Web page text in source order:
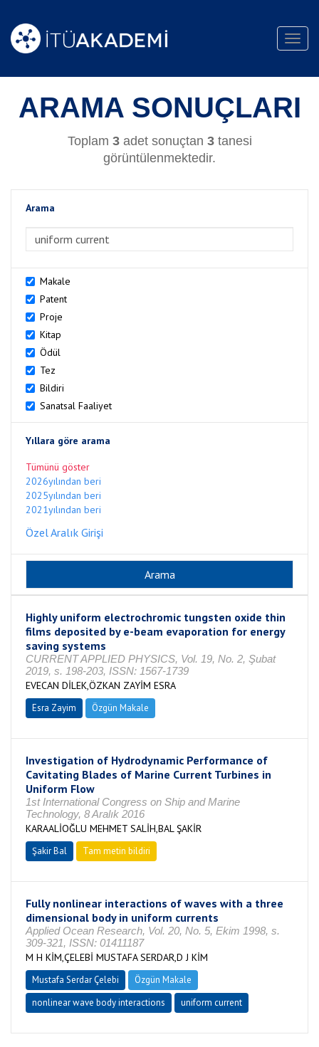
ARAMA SONUÇLARI
Toplam 3adet sonuçtan 3tanesi
görüntülenmektedir.
Arama
Makale
Patent
Proje
Kitap
Ödül
Tez
Bildiri
Sanatsal Faaliyet
Yıllara göre arama
Tümünü göster
2026yılından beri
2025yılından beri
2021yılından beri
Özel Aralık Girişi
Highly uniform electrochromic tungsten oxide thin
films deposited by e-beam evaporation for energy
saving systems
CURRENT APPLIED PHYSICS, Vol. 19, No. 2, Şubat
2019, s. 198-203, ISSN: 1567-1739
EVECAN DİLEK,ÖZKAN ZAYİM ESRA
Esra Zayim Özgün Makale
Investigation of Hydrodynamic Performance of
Cavitating Blades of Marine Current Turbines in
Uniform Flow
1st International Congress on Ship and Marine
Technology, 8 Aralık 2016
KARAALİOĞLU MEHMET SALİH,BAL ŞAKİR
Şakir Bal Tam metin bildiri
Fully nonlinear interactions of waves with a three
dimensional body in uniform currents
Applied Ocean Research, Vol. 20, No. 5, Ekim 1998, s.
309-321, ISSN: 01411187
M H KİM,ÇELEBİ MUSTAFA SERDAR,D J KİM
Mustafa Serdar Çelebi
Özgün Makale
nonlinear wave body interactions
uniform current